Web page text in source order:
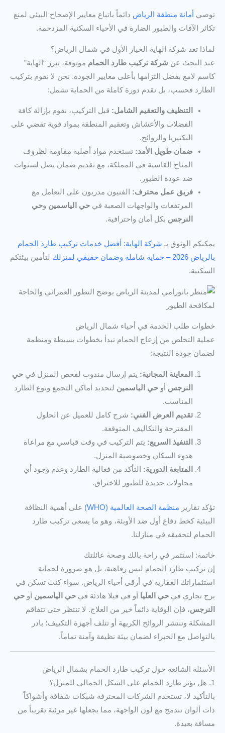
توصي أمانة منطقة الرياض دائماً باتباع معايير الإصحاح البيئي لمنع
تكاثر الآفات والطيور الضارة في الأحياء السكنية المزدحمة.
لماذا تعد شركة الهاية الخيار الأول في شمال الرياض؟
عند البحث عن شركة تركيب طارد الحمام موثوقة، تبرز “الهاية”
كاسم لامع بفضل التزامها بأعلى معايير الجودة. نحن لا نقوم بتركيب
الطارد فحسب، بل نقدم دورة كاملة من الحماية تشمل:
التنظيف والتعقيم الشامل: قبل التركيب، نقوم بإزالة كافة
الفضلات والأعشاش وتعقيم المنطقة بمواد قوية تقضي على
البكتيريا والروائح.
ضمان طويل الأمد: نستخدم مواد أصلية مقاومة لظروف
المناخ القاسية في المملكة، مع تقديم ضمان يصل لسنوات
ضد عودة الطيور.
فريق عمل محترف: الفنيون مدربون على التعامل مع
المرتفعات والواجهات الصعبة في حي الياسمين وحي
النرجس بكل أمان واحترافية.
يمكنكم الوثوق بـ شركة الهاية: أفضل خدمات تركيب طارد الحمام
بالرياض 2026 – حماية شاملة وضمان حقيقي لمنزلك
لتأمين بيئتكم
السكنية.
خطوات طلب الخدمة في أحياء شمال الرياض
عملية التخلص من إزعاج الحمام تبدأ بخطوات بسيطة ومنظمة
لضمان جودة النتيجة:
المعاينة المجانية: يتم إرسال مندوب لفحص المنزل في حي
النرجس أو حي الياسمين لتحديد أماكن التجمع ونوع الطارد
المناسب.
تقديم العرض الفني: شرح كامل للعميل عن الحلول
المقترحة والتكاليف المتوقعة.
التنفيذ السريع: يتم التركيب في وقت قياسي مع مراعاة
هدوء السكان وخصوصية المنزل.
المتابعة الدورية: التأكد من فعالية الطارد وعدم وجود أي
محاولات جديدة للطيور للاختراق.
تؤكد تقارير منظمة الصحة العالمية (WHO)
على أهمية النظافة
البيئية كخط دفاع أول ضد الأوبئة، وهو ما يسعى تركيب طارد
الحمام لتحقيقه في منازلنا.
خاتمة: استثمر في راحة بالك وصحة عائلتك
إن تركيب طارد الحمام ليس رفاهية، بل هو ضرورة لحماية
استثماراتك العقارية في أرقى أحياء الرياض. سواء كنت تسكن في
برج تجاري في حي العليا أو في فيلا هادئة في حي الياسمين أو حي
النرجس، فإن الوقاية دائماً خير من العلاج. لا تنتظر حتى تتفاقم
المشكلة وتنتشر الروائح الكريهة أو تتلف أجهزة التكييف؛ بادر
بالتواصل مع الخبراء لضمان بيئة نظيفة وآمنة تماماً.
الأسئلة الشائعة حول تركيب طارد الحمام بشمال الرياض
1. هل يؤثر طارد الحمام على الشكل الجمالي للمنزل؟
بالتأكيد لا، تستخدم الشركات المحترفة شبكات شفافة وأشواكاً
ذات ألوان تندمج مع لون الواجهة، مما يجعلها غير مرئية تقريباً من
مسافة بعيدة.